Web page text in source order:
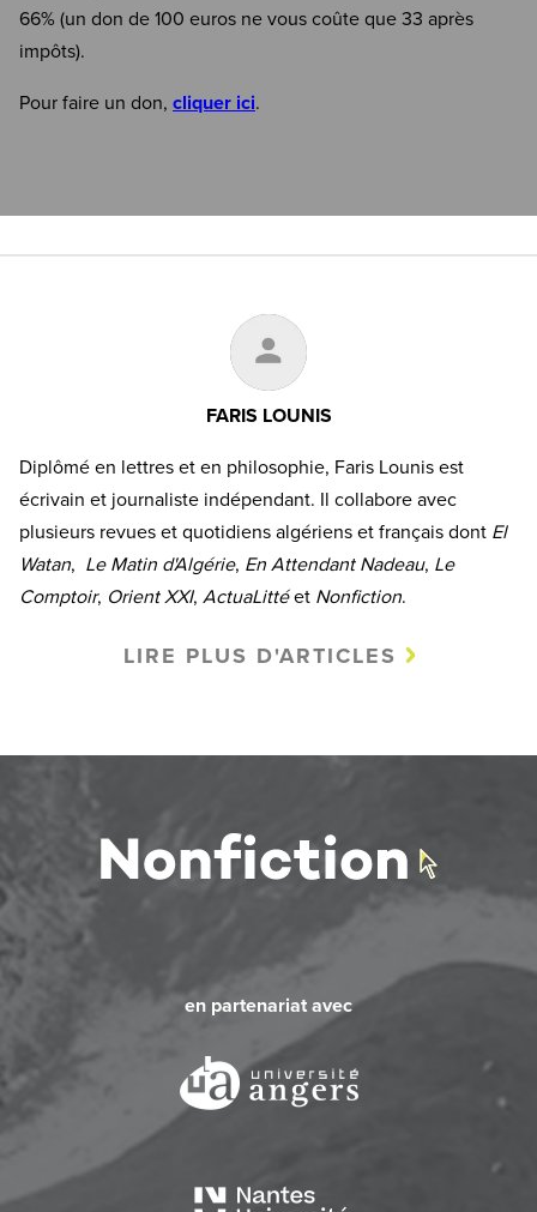
66% (un don de 100 euros ne vous coûte que 33 après
impôts).
Pour faire un don, cliquer ici.
FARIS LOUNIS
Diplômé en lettres et en philosophie, Faris Lounis est
écrivain et journaliste indépendant. Il collabore avec
plusieurs revues et quotidiens algériens et français dont El
Watan, Le Matin d'Algérie, En Attendant Nadeau, Le
Comptoir, Orient XXI, ActuaLittéet Nonfiction.
LIRE PLUS D'ARTICLES
en partenariat avec